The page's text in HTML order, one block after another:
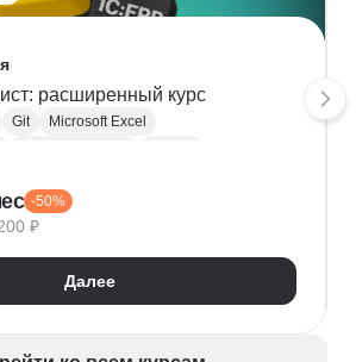
расширенный курс
Git
Microsoft Excel
1С
-50%
₽
Далее